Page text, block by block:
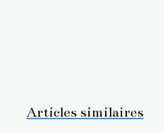
Articles similaires